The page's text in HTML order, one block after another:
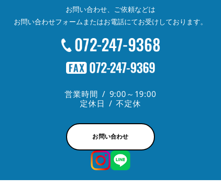
お問い合わせ、ご依頼などは
お問い合わせフォームまたはお電話にてお受けしております。
営業時間
9:00～19:00
定休日
不定休
お問い合わせ